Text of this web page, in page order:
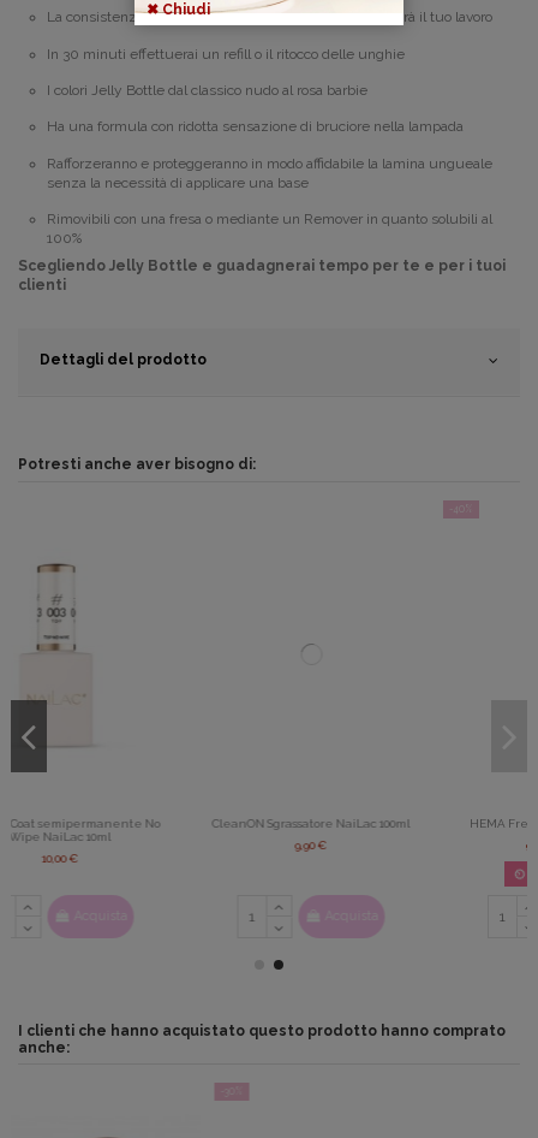
La consistenza medio-densa e autolivellante velocizzerà il tuo lavoro
In 30 minuti effettuerai un refill o il ritocco delle unghie
I colori Jelly Bottle dal classico nudo al rosa barbie
Ha una formula con ridotta sensazione di bruciore nella lampada
Rafforzeranno e proteggeranno in modo affidabile la lamina ungueale
senza la necessità di applicare una base
Rimovibili con una fresa o mediante un Remover in quanto solubili al
100%
Scegliendo Jelly Bottle e guadagnerai tempo per te e per i tuoi
clienti
Dettagli del prodotto
Potresti anche aver bisogno di:
CleanON Sgrassatore NaiLac 100ml
HEMA Free Base UV NaiLac 7ml
I clienti che hanno acquistato questo prodotto hanno comprato
anche:
✖ Chiudi